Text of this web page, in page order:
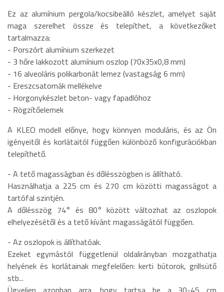
Ez az alumínium pergola/kocsibeálló készlet, amelyet saját
maga szerelhet össze és telepíthet, a következőket
tartalmazza:
- Porszórt alumínium szerkezet
- 3 hőre lakkozott alumínium oszlop (70x35x0,8 mm)
- 16 alveoláris polikarbonát lemez (vastagság 6 mm)
- Ereszcsatornák mellékelve
- Horgonykészlet beton- vagy fapadlóhoz
- Rögzítőelemek
A KLEO modell előnye, hogy könnyen moduláris, és az Ön
igényeitől és korlátaitól függően különböző konfigurációkban
telepíthető.
- A tető magasságban és dőlésszögben is állítható.
Használhatja a 225 cm és 270 cm közötti magasságot a
tartófal szintjén.
A dőlésszög 74° és 80° között változhat az oszlopok
elhelyezésétől és a tető kívánt magasságától függően.
- Az oszlopok is állíthatóak.
Ezeket egymástól függetlenül oldalirányban mozgathatja
helyének és korlátainak megfelelően: kerti bútorok, grillsütő
stb...